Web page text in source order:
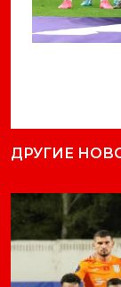
ДРУГИЕ